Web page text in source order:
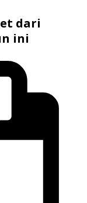
dari
ini